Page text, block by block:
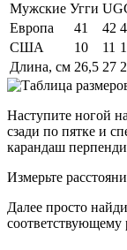
Мужские Угги
Европа
41 42
США
10 11
Длина, см 26,5 27
Наступите ногой
сзади по пятке и
карандаш
Измерьте
Далее просто
соответствующему